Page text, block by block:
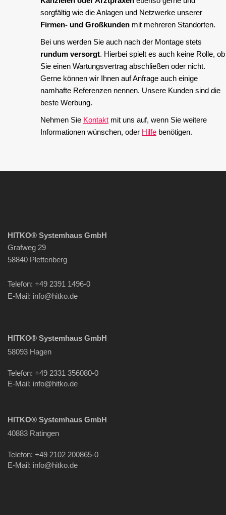
sorgfältig wie die Anlagen und Netzwerke unserer
Firmen- und Großkunden mit mehreren Standorten.
Bei uns werden Sie auch nach der Montage stets
rundum versorgt. Hierbei spielt es auch keine Rolle, ob
Sie einen Wartungsvertrag abschließen oder nicht.
Gerne können wir Ihnen auf Anfrage auch einige
namhafte Referenzen nennen. Unsere Kunden sind die
beste Werbung.
Nehmen Sie Kontakt mit uns auf, wenn Sie weitere
Informationen wünschen, oder Hilfe benötigen.
HITKO® Systemhaus GmbH
Grafweg 29
58840 Plettenberg
Telefon: +49 2391 1496-0
E-Mail: info@hitko.de
HITKO® Systemhaus GmbH
58093 Hagen
Telefon: +49 2331 356080-0
E-Mail: info@hitko.de
HITKO® Systemhaus GmbH
40883 Ratingen
Telefon: +49 2102 200865-0
E-Mail: info@hitko.de